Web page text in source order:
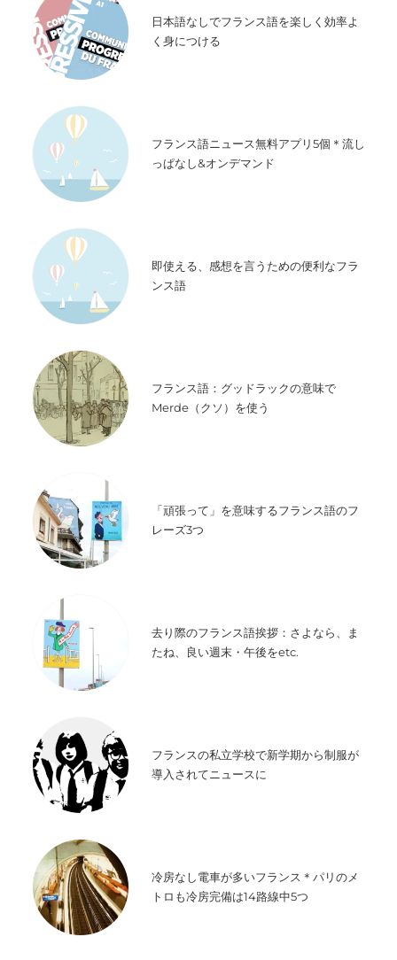
日本語なしでフランス語を楽しく効率よ
く身につける
フランス語ニュース無料アプリ5個＊流し
っぱなし&オンデマンド
即使える、感想を言うための便利なフラ
ンス語
フランス語：グッドラックの意味で
Merde（クソ）を使う
「頑張って」を意味するフランス語のフ
レーズ3つ
去り際のフランス語挨拶：さよなら、ま
たね、良い週末・午後をetc.
フランスの私立学校で新学期から制服が
導入されてニュースに
冷房なし電車が多いフランス＊パリのメ
トロも冷房完備は14路線中5つ